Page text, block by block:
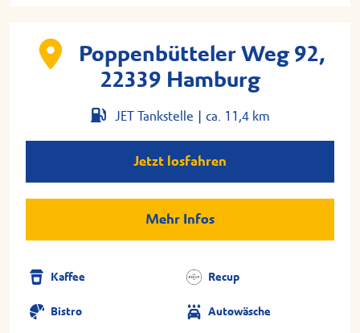
Poppenbütteler Weg 92,
22339 Hamburg
JET Tankstelle | ca. 11,4 km
Jetzt losfahren
Mehr Infos
Kaffee Recup
Bistro Autowäsche